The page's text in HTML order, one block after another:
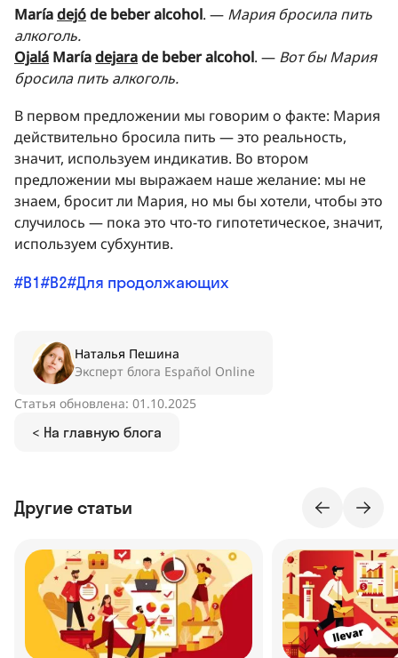
Maríadejóde beber alcohol. — Мария бросила пить
алкоголь.
Ojalá Maríadejarade beber alcohol. — Вот бы Мария
бросила пить алкоголь.
В первом предложении мы говорим о факте: Мария
действительно бросила пить — это реальность,
значит, используем индикатив. Во втором
предложении мы выражаем наше желание: мы не
знаем, бросит ли Мария, но мы бы хотели, чтобы это
случилось — пока это что-то гипотетическое, значит,
используем субхунтив.
B1 B2 Для продолжающих
< На главную блога
Статья обновлена: 01.10.2025
Наталья Пешина
Эксперт блога Español Online
Другие статьи